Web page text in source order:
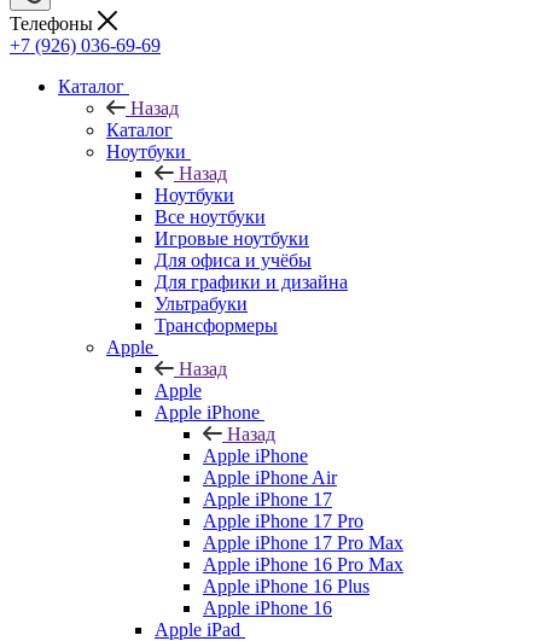
Телефоны
+7 (926) 036-69-69
Каталог
Назад
Каталог
Ноутбуки
Назад
Ноутбуки
Все ноутбуки
Игровые ноутбуки
Для офиса и учёбы
Для графики и дизайна
Ультрабуки
Трансформеры
Apple
Назад
Apple
Apple iPhone
Назад
Apple iPhone
Apple iPhone Air
Apple iPhone 17
Apple iPhone 17 Pro
Apple iPhone 17 Pro Max
Apple iPhone 16 Pro Max
Apple iPhone 16 Plus
Apple iPhone 16
Apple iPad